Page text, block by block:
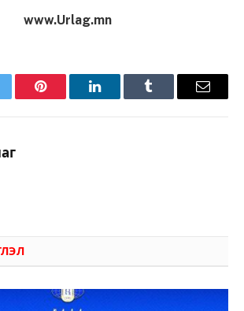
www.Urlag.mn
Pinterest LinkedInTumblr Имэйл